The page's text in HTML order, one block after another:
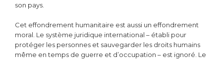
son pays.
Cet effondrement humanitaire est aussi un effondrement
moral. Le système juridique international – établi pour
protéger les personnes et sauvegarder les droits humains
même en temps de guerre et d’occupation – est ignoré. Le